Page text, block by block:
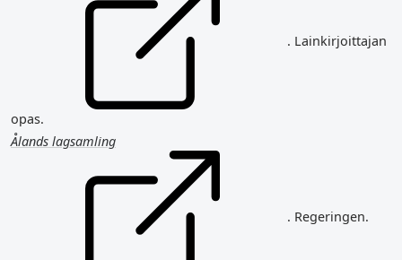
. Lainkirjoittajan
opas.
Ålands lagsamling
. Regeringen.